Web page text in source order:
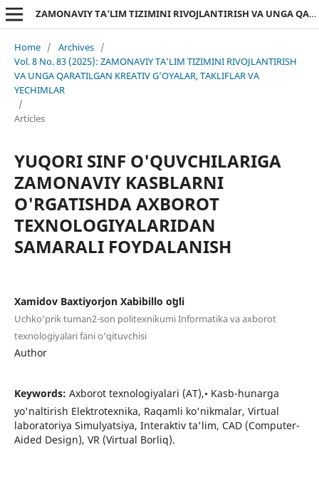
ZAMONAVIY TA’LIM TIZIMINI RIVOJLANTIRISH VA UNGA QARATILGAN KREATIV G’OYALAR, TAKLIFLAR VA YECHIMLAR
Home / Archives /
Vol. 8 No. 83 (2025): ZAMONAVIY TA’LIM TIZIMINI RIVOJLANTIRISH
VA UNGA QARATILGAN KREATIV G’OYALAR, TAKLIFLAR VA
YECHIMLAR
/
Articles
YUQORI SINF O'QUVCHILARIGA
ZAMONAVIY KASBLARNI
O'RGATISHDA AXBOROT
TEXNOLOGIYALARIDAN
SAMARALI FOYDALANISH
Xamidov Baxtiyorjon Xabibillo oʻgʻli
Uchko‘prik tuman2-son politexnikumi Informatika va axborot
texnologiyalari fani o‘qituvchisi
Author
Keywords: Axborot texnologiyalari (AT),• Kasb-hunarga
yo'naltirish Elektrotexnika, Raqamli ko'nikmalar, Virtual
laboratoriya Simulyatsiya, Interaktiv ta'lim, CAD (Computer-
Aided Design), VR (Virtual Borliq).